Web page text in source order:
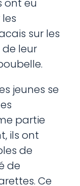
ont eu
sur les
leur
jeunes se
partie
ils ont
de
de
Ce